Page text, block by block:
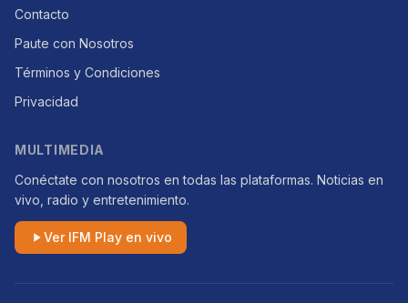
Contacto
Paute con Nosotros
Términos y Condiciones
Privacidad
MULTIMEDIA
Conéctate con nosotros en todas las plataformas. Noticias en
vivo, radio y entretenimiento.
Ver IFM Play en vivo